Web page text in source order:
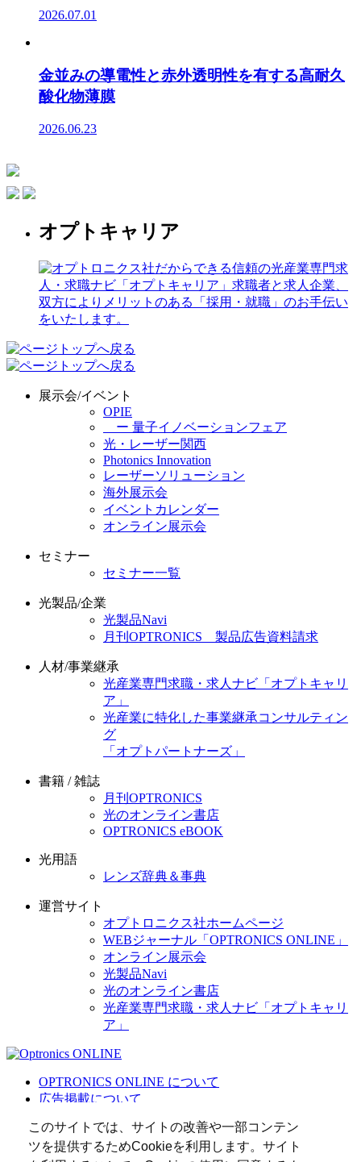
このサイトでは、サイトの改善や一部コンテン
ツを提供するためCookieを利用します。サイト
2026.07.01
金並みの導電性と赤外透明性を有する高耐久
酸化物薄膜
2026.06.23
オプトキャリア
展示会/イベント
OPIE
ー 量子イノベーションフェア
光・レーザー関西
Photonics Innovation
レーザーソリューション
海外展示会
イベントカレンダー
オンライン展示会
セミナー
セミナー一覧
光製品/企業
光製品Navi
月刊OPTRONICS 製品広告資料請求
人材/事業継承
光産業専門求職・求人ナビ「オプトキャリ
ア」
光産業に特化した事業継承コンサルティン
グ
「オプトパートナーズ」
書籍 / 雑誌
月刊OPTRONICS
光のオンライン書店
OPTRONICS eBOOK
光用語
レンズ辞典＆事典
運営サイト
オプトロニクス社ホームページ
WEBジャーナル「OPTRONICS ONLINE」
オンライン展示会
光製品Navi
光のオンライン書店
光産業専門求職・求人ナビ「オプトキャリ
ア」
OPTRONICS ONLINE について
広告掲載について
個人情報
光関連リンク集